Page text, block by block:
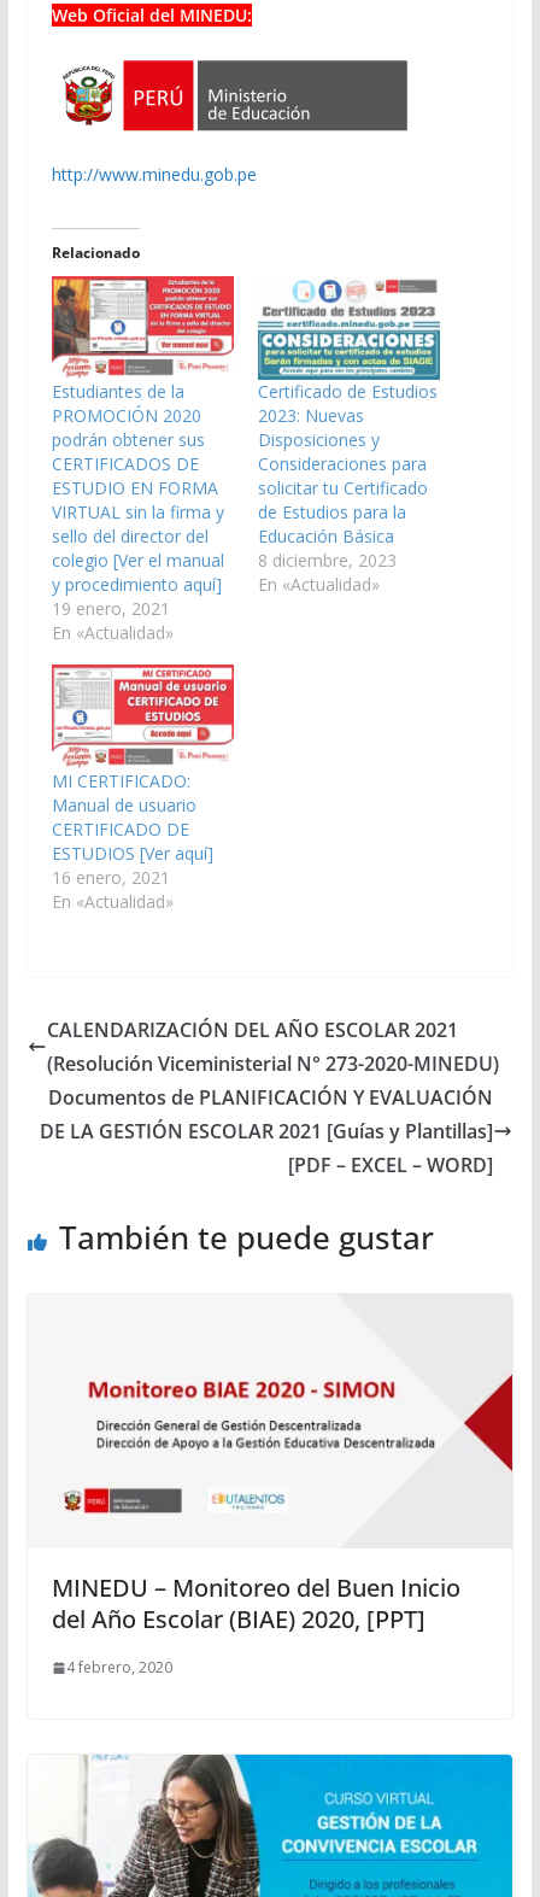
Web Oficial del MINEDU:
http://www.minedu.gob.pe
Relacionado
Estudiantes de la
PROMOCIÓN 2020
podrán obtener sus
CERTIFICADOS DE
ESTUDIO EN FORMA
VIRTUAL sin la firma y
sello del director del
colegio [Ver el manual
y procedimiento aquí]
19 enero, 2021
En «Actualidad»
Certificado de Estudios
2023: Nuevas
Disposiciones y
Consideraciones para
solicitar tu Certificado
de Estudios para la
Educación Básica
8 diciembre, 2023
En «Actualidad»
MI CERTIFICADO:
Manual de usuario
CERTIFICADO DE
ESTUDIOS [Ver aquí]
16 enero, 2021
En «Actualidad»
CALENDARIZACIÓN DEL AÑO ESCOLAR 2021
(Resolución Viceministerial N° 273-2020-MINEDU)
Documentos de PLANIFICACIÓN Y EVALUACIÓN
DE LA GESTIÓN ESCOLAR 2021 [Guías y Plantillas]
[PDF – EXCEL – WORD]
También te puede gustar
MINEDU – Monitoreo del Buen Inicio
del Año Escolar (BIAE) 2020, [PPT]
4 febrero, 2020